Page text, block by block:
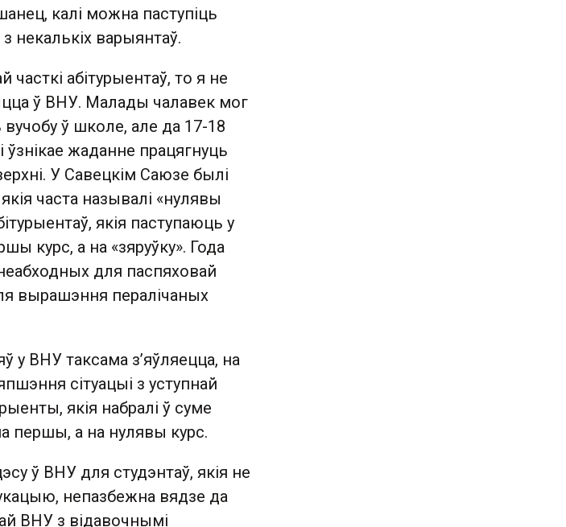
калі можна паступіць
некалькіх варыянтаў.
часткі абітурыентаў, то я не
ў ВНУ. Малады чалавек мог
ў школе, але да 17-18
жаданне працягнуць
У Савецкім Саюзе былі
часта называлі «нулявы
якія паступаюць у
курс, а на «зяруўку». Года
для паспяховай
вырашэння пералічаных
у ВНУ таксама з’яўляецца, на
сітуацыі з уступнай
якія набралі ў суме
першы, а на нулявы курс.
ў ВНУ для студэнтаў, якія не
непазбежна вядзе да
ВНУ з відавочнымі